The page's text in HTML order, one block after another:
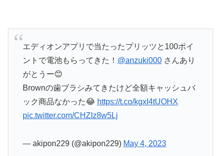
エディオンアプリで当たったプリッツと100ポイ
ントで電池もらってきた！ @anzuki000さんあり
がとうー😊
Brownの歯ブラシみてきたけど全額キャッシュバ
ック商品なかった😂 https://t.co/kgxI4tUOHX
pic.twitter.com/CHZIz8w5Lj
— akipon229 (@akipon229) May 4, 2023